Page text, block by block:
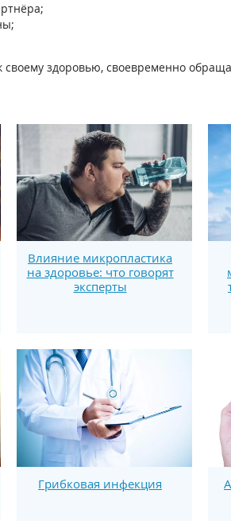
своему здоровью, своевременно
Влияние микропластика
на здоровье: что говорят
эксперты
Грибковая инфекция